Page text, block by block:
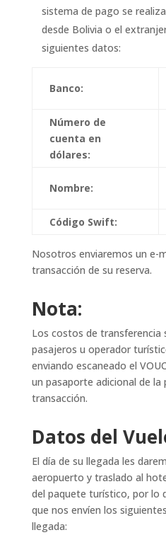
sistema de pago se
desde Bolivia o el
siguientes datos:
Banco:
Número de
cuenta en
dólares:
Nombre:
Código Swift:
Nosotros enviaremos un e-
transacción de su reserva.
Nota:
Los costos de transferencia
pasajeros u operador
enviando escaneado el
un pasaporte adicional de la
transacción.
Datos del
El día de su llegada les
aeropuerto y traslado al
del paquete turístico, por lo
que nos envíen los
llegada: